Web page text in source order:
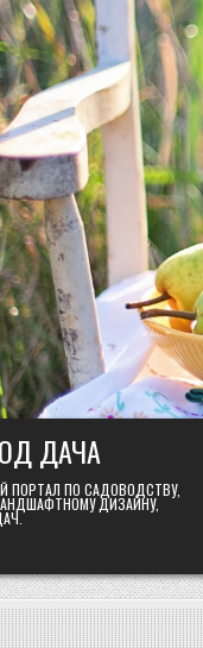
ДАЧА
ПОРТАЛ ПО САДОВОДСТВУ,
ДИЗАЙНУ,